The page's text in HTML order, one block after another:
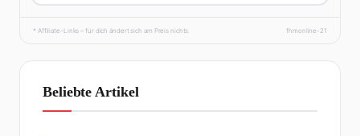
* Affiliate-Links – für dich ändert sich am Preis nichts. fhmonline-21
Beliebte Artikel